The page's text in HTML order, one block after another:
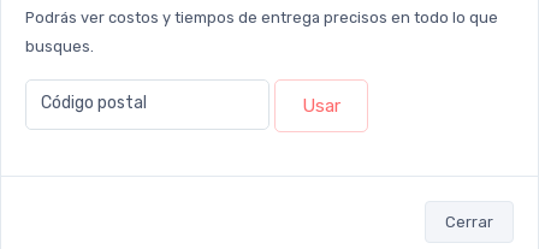
Podrás ver costos y tiempos de entrega precisos en todo lo que
busques.
Código postal Usar
Cerrar
Sucursal OLIVOS - RETIRO EXPRESS
Ugarte 1728